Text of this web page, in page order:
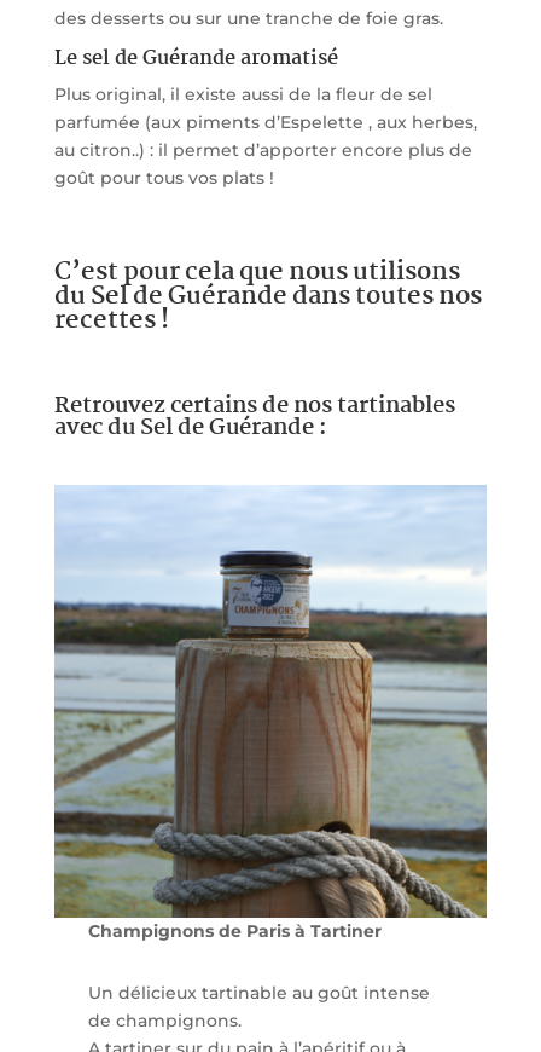
des desserts ou sur une tranche de foie gras.
Le sel de Guérande aromatisé
Plus original, il existe aussi de la fleur de sel
parfumée (aux piments d’Espelette , aux herbes,
au citron..) : il permet d’apporter encore plus de
goût pour tous vos plats !
C’est pour cela que nous utilisons
du Sel de Guérande dans toutes nos
recettes !
Retrouvez certains de nos tartinables
avec du Sel de Guérande :
Champignons de Paris à Tartiner
Un délicieux tartinable au goût intense
de champignons.